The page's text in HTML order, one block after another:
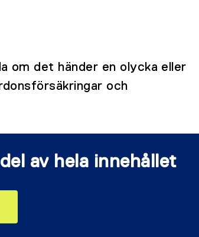
om det händer en olycka eller
och
av hela innehållet